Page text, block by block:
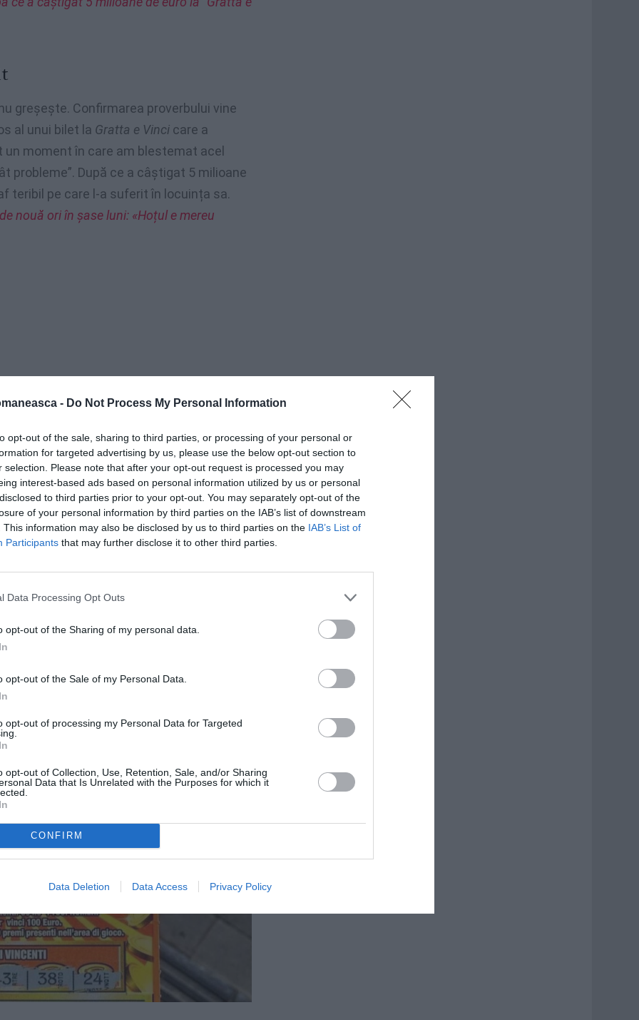
- Do Not Process My Personal Information
opt-out of the sale, sharing to third parties, or processing of your personal or
for targeted advertising by us, please use the below opt-out section to
selection. Please note that after your opt-out request is processed you may
interest-based ads based on personal information utilized by us or personal
to third parties prior to your opt-out. You may separately opt-out of the
of your personal information by third parties on the IAB’s list of downstream
This information may also be disclosed by us to third parties on the IAB’s List of
Participants that may further disclose it to other third parties.
Data Processing Opt Outs
opt-out of the Sharing of my personal data.
opt-out of the Sale of my Personal Data.
opt-out of processing my Personal Data for Targeted
opt-out of Collection, Use, Retention, Sale, and/or Sharing
Data that Is Unrelated with the Purposes for which it
CONFIRM
Data Deletion Data Access Privacy Policy
greșește. Confirmarea proverbului vine
al unui bilet la Gratta e Vinci care a
un moment în care am blestemat acel
probleme”. După ce a câștigat 5 milioane
teribil pe care l-a suferit în locuința sa.
nouă ori în șase luni: «Hoțul e mereu
nopții, pe 28 mai anul trecut, un
din Torre Pellice, așteptând
Cuplul a fost forțat, sub amenințarea
trebuit apoi să se întindă cu mâinile pe
Bărbatul a povestit ziarului că hoții
lingouri și criptomonede, cu restul și-a
un BMW cu 150 de mii de euro, o casă
500.000 de euro la ”Gratta e vinci”,
că e adevărat”